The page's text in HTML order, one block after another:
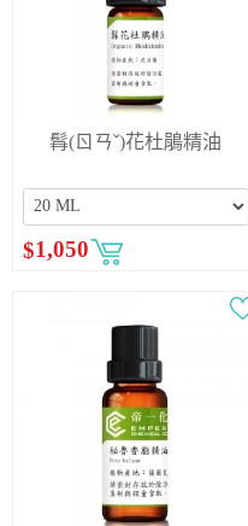
髥(ㄖㄢˇ)花杜鵑精油
$1,050